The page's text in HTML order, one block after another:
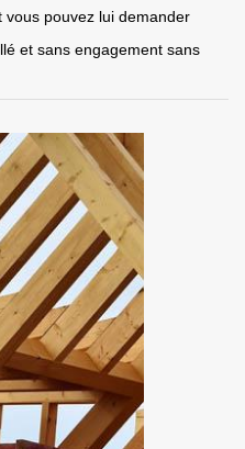
pouvez lui demander
et sans engagement sans